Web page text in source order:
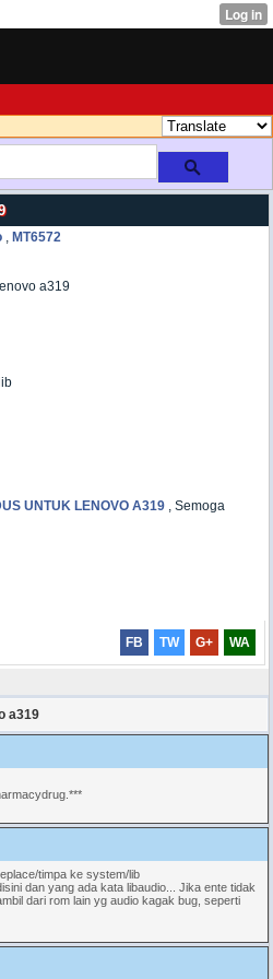
MT6572
a319
UNTUK LENOVO A319 , Semoga
FB
TW G+ WA
a319
timpa ke system/lib
dan yang ada kata libaudio... Jika ente tidak
dari rom lain yg audio kagak bug, seperti